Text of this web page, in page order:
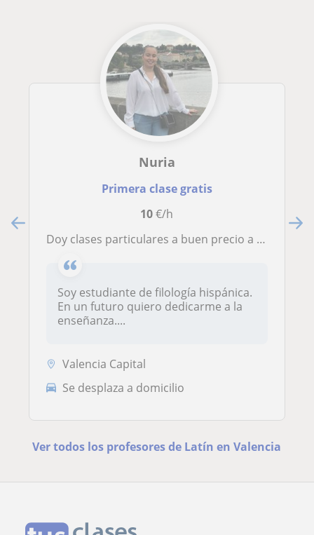
Nuria
Primera clase gratis
10€/h
Doy clases particulares a buen precio a chicos y chicas entre 13 y 18 años
Soy estudiante de filología hispánica.
En un futuro quiero dedicarme a la
enseñanza....
Valencia Capital
Se desplaza a domicilio
Ver todos los profesores de Latín en Valencia